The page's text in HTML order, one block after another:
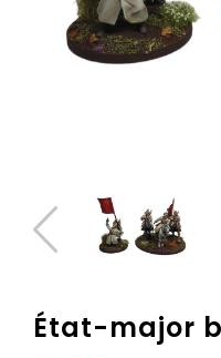
État-major